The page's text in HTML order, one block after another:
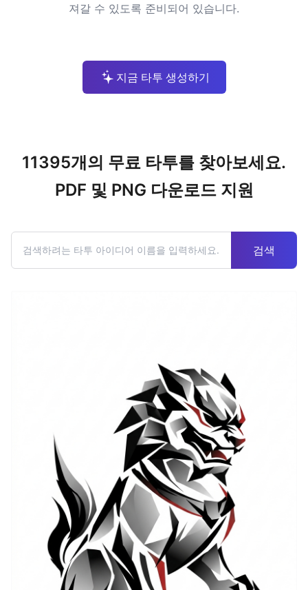
져갈 수 있도록 준비되어 있습니다.
지금 타투 생성하기
11395개의 무료 타투를 찾아보세요.
PDF 및 PNG 다운로드 지원
검색